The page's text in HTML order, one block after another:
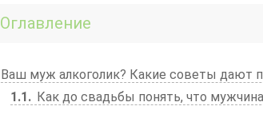
Оглавление
Ваш муж алкоголик? Какие советы дают
1.1
Как до свадьбы понять, что